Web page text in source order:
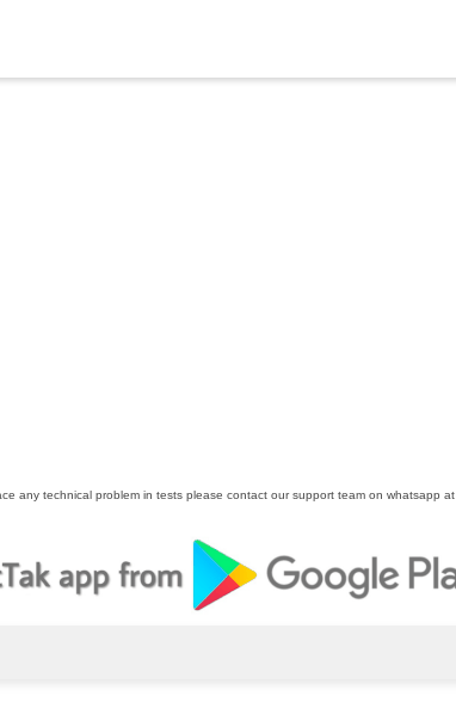
any technical problem in tests please contact our support team on whatsapp at